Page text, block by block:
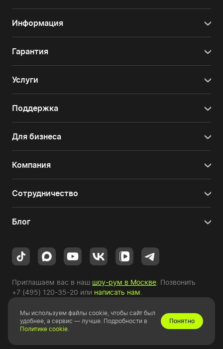
Информация
Гарантия
Услуги
Поддержка
Для бизнеса
Компания
Сотрудничество
Блог
Приглашаем вас в наш шоу-рум в Москве . Позвонить
+7 (495) 120-35-20 или написать нам
Copyright © 2010-2026 HYPERPC.
Мы используем файлы cookie, чтобы сайт был
удобнее, а сервис — лучше. Подробности в
Политике cookie.
Понятно